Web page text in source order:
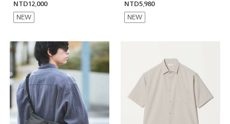
NTD12,000
NEW
NTD5,980
NEW